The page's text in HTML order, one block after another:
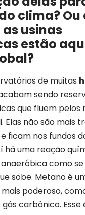
clima? Ou
usinas
estão
de muitas
sendo
que fluem pelos
Elas não são mais
ficam nos fundos
há uma reação
como
sobe. Metano é
poderoso,
carbônico. Esse